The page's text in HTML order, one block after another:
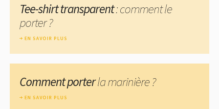
Tee-shirt transparent: comment le
porter ?
EN SAVOIR PLUS
Comment porterla marinière ?
EN SAVOIR PLUS